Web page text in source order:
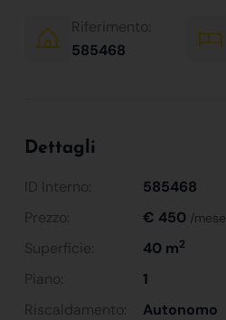
Riferimento:
585468
Dettagli
ID Interno: 585468
Prezzo:
€ 450 /mese
Superficie:
40 m2
Piano:
1
Riscaldamento:
Autonomo